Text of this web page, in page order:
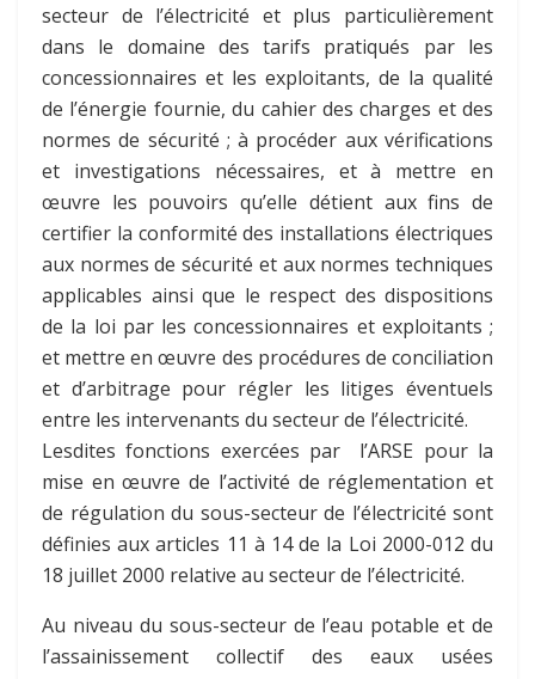
secteur de l’électricité et plus particulièrement
dans le domaine des tarifs pratiqués par les
concessionnaires et les exploitants, de la qualité
de l’énergie fournie, du cahier des charges et des
normes de sécurité ; à procéder aux vérifications
et investigations nécessaires, et à mettre en
œuvre les pouvoirs qu’elle détient aux fins de
certifier la conformité des installations électriques
aux normes de sécurité et aux normes techniques
applicables ainsi que le respect des dispositions
de la loi par les concessionnaires et exploitants ;
et mettre en œuvre des procédures de conciliation
et d’arbitrage pour régler les litiges éventuels
entre les intervenants du secteur de l’électricité.
Lesdites fonctions exercées par l’ARSE pour la
mise en œuvre de l’activité de réglementation et
de régulation du sous-secteur de l’électricité sont
définies aux articles 11 à 14 de la Loi 2000-012 du
18 juillet 2000 relative au secteur de l’électricité.
Au niveau du sous-secteur de l’eau potable et de
l’assainissement collectif des eaux usées